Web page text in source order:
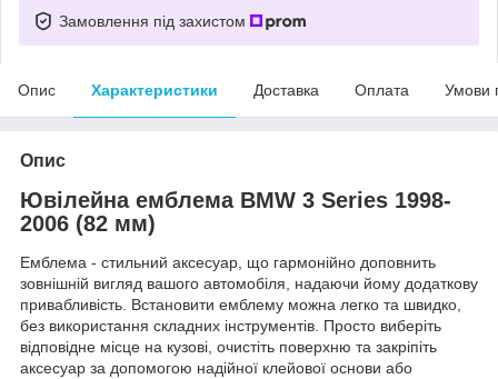
Замовлення під захистом
Опис Характеристики Доставка Оплата Умови
Опис
Ювілейна емблема BMW 3 Series 1998-
2006 (82 мм)
Емблема - стильний аксесуар, що гармонійно доповнить
зовнішній вигляд вашого автомобіля, надаючи йому додаткову
привабливість. Встановити емблему можна легко та швидко,
без використання складних інструментів. Просто виберіть
відповідне місце на кузові, очистіть поверхню та закріпіть
аксесуар за допомогою надійної клейової основи або